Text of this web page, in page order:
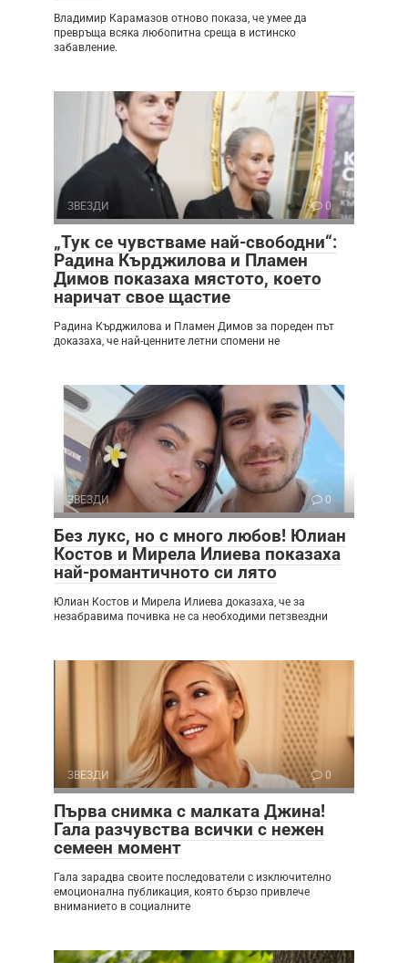
Владимир Карамазов отново показа, че умее да
превръща всяка любопитна среща в истинско
забавление.
ЗВЕЗДИ 0
„Тук се чувстваме най-свободни“:
Радина Кърджилова и Пламен
Димов показаха мястото, което
наричат свое щастие
Радина Кърджилова и Пламен Димов за пореден път
доказаха, че най-ценните летни спомени не
ЗВЕЗДИ 0
Без лукс, но с много любов! Юлиан
Костов и Мирела Илиева показаха
най-романтичното си лято
Юлиан Костов и Мирела Илиева доказаха, че за
незабравима почивка не са необходими петзвездни
ЗВЕЗДИ 0
Първа снимка с малката Джина!
Гала разчувства всички с нежен
семеен момент
Гала зарадва своите последователи с изключително
емоционална публикация, която бързо привлече
вниманието в социалните